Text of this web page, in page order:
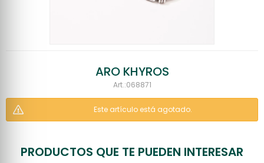
ARO KHYROS
068871
Este artículo está agotado.
PRODUCTOS QUE TE PUEDEN INTERESAR